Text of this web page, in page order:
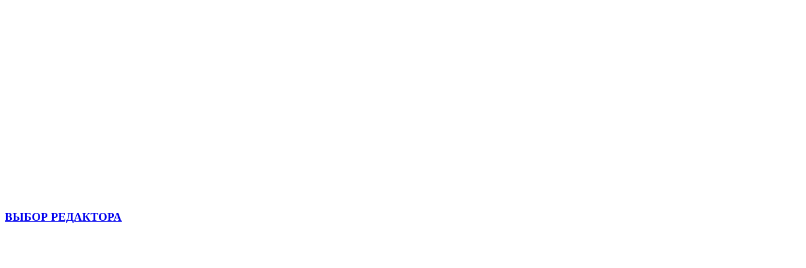
ВЫБОР РЕДАКТОРА